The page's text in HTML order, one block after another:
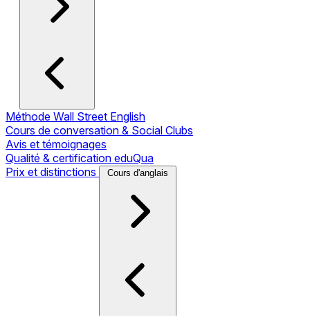
Méthode Wall Street English
Cours de conversation & Social Clubs
Avis et témoignages
Qualité & certification eduQua
Prix et distinctions
Cours d'anglais